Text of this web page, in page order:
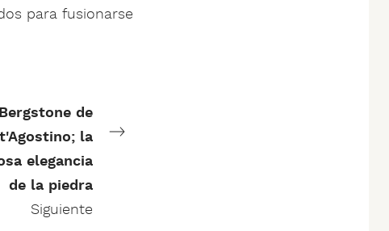
para fusionarse
Bergstone de
la
elegancia
de la piedra
Siguiente